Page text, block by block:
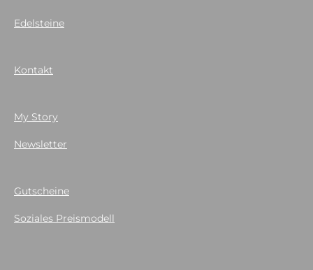
Edelsteine
Kontakt
My Story
Newsletter
Gutscheine
Soziales Preismodell